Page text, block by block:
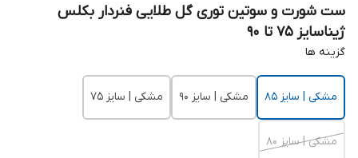
ست شورت و سوتین توری گل طلایی فنردار بکلس
ژیناسایز 75 تا 90
گزینه ها
مشکی | سایز 85 مشکی | سایز 90 مشکی | سایز 75
مشکی | سایز 80